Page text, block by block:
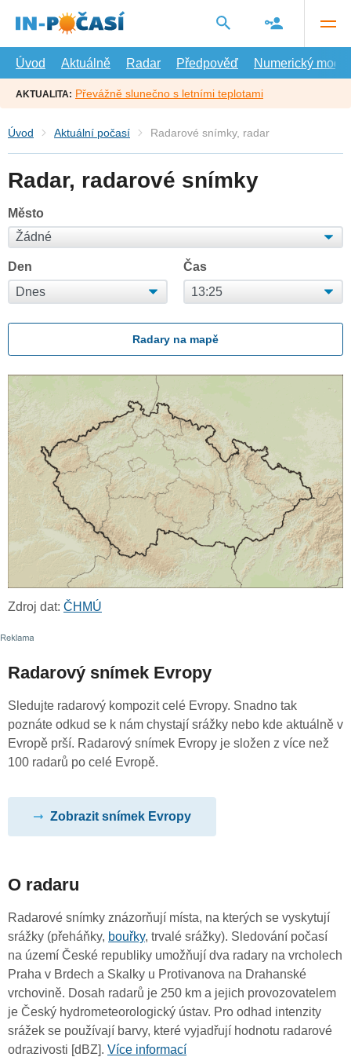
hlavní
Úvod
Aktuálně Radar Předpověď Numerický model
AKTUALITA: Převážně slunečno s letními teplotami
Úvod Aktuální počasí Radarové snímky, radar
Radar, radarové snímky
Město
Den Čas
Radary na mapě
Zdroj dat: ČHMÚ
Radarový snímek Evropy
Sledujte radarový kompozit celé Evropy. Snadno tak
poznáte odkud se k nám chystají srážky nebo kde aktuálně v
Evropě prší. Radarový snímek Evropy je složen z více než
100 radarů po celé Evropě.
Zobrazit snímek Evropy
O radaru
Radarové snímky znázorňují místa, na kterých se vyskytují
srážky (přeháňky, bouřky, trvalé srážky). Sledování počasí
na území České republiky umožňují dva radary na vrcholech
Praha v Brdech a Skalky u Protivanova na Drahanské
vrchovině. Dosah radarů je 250 km a jejich provozovatelem
je Český hydrometeorologický ústav. Pro odhad intenzity
srážek se používají barvy, které vyjadřují hodnotu radarové
odrazivosti [dBZ]. Více informací